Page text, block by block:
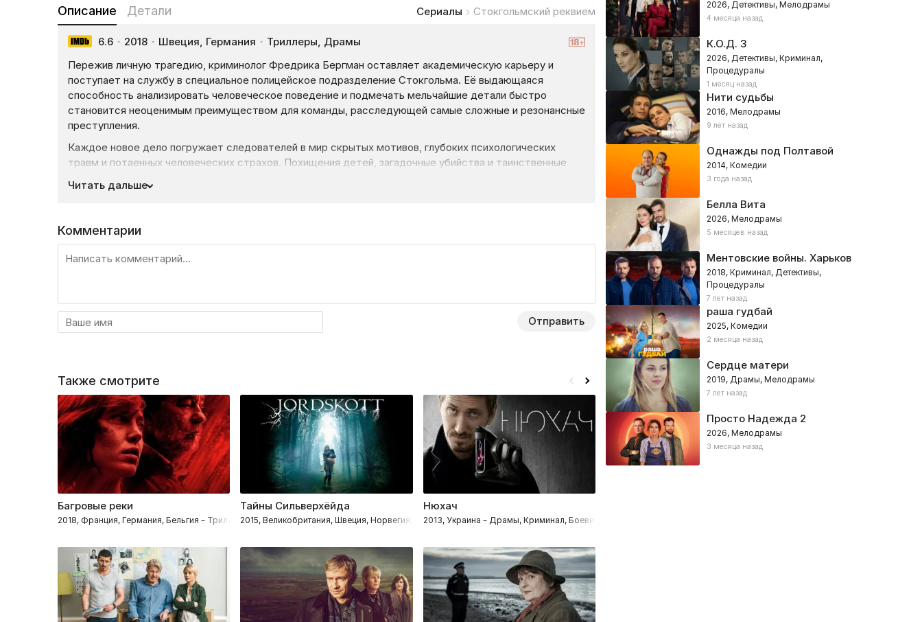
Описание Детали Сериалы Стокгольмский реквием
6.6 · 2018 · Швеция, Германия · Триллеры, Драмы
Пережив личную трагедию, криминолог Фредрика Бергман оставляет академическую карьеру и
поступает на службу в специальное полицейское подразделение Стокгольма. Её выдающаяся
способность анализировать человеческое поведение и подмечать мельчайшие детали быстро
становится неоценимым преимуществом для команды, расследующей самые сложные и резонансные
преступления.
Каждое новое дело погружает следователей в мир скрытых мотивов, глубоких психологических
травм и потаенных человеческих страхов. Похищения детей, загадочные убийства и таинственные
расследования становятся испытанием не только для профессиональных навыков, но и для
«Стокгольмский реквием» мастерски сочетает гнетущую атмосферу скандинавского нуара с
захватывающим детективным сюжетом. Сериал постепенно раскрывает многогранные характеры
персонажей, наглядно демонстрируя, как их работа влияет на личную жизнь, а прошлое преследует их
Читать дальше
Комментарии
Отправить
2026, Детективы, Мелодрамы
4 месяца назад
К.О.Д. 3
2026, Детективы, Криминал,
Процедуралы
1 месяц назад
Нити судьбы
2016, Мелодрамы
9 лет назад
Однажды под Полтавой
2014, Комедии
3 года назад
Белла Вита
2026, Мелодрамы
5 месяцев назад
Ментовские войны. Харьков
2018, Криминал, Детективы,
Процедуралы
7 лет назад
раша гудбай
2025, Комедии
2 месяца назад
Сердце матери
2019, Драмы, Мелодрамы
7 лет назад
Просто Надежда 2
2026, Мелодрамы
3 месяца назад
Также смотрите
Багровые реки
2018, Франция, Германия, Бельгия – Триллеры, Драмы, Криминал, Детективы, Процедуралы
Тайны Сильверхёйда
2015, Великобритания, Швеция, Норвегия, Финляндия – Триллеры, Драмы, Криминал, Детективы, Фэнтези
Нюхач
2013, Украина – Драмы, Криминал, Боевики, Детективы, Процедуралы